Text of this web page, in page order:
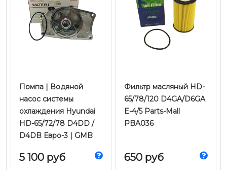
Помпа | Водяной
насос системы
охлаждения Hyundai
HD-65/72/78 D4DD /
D4DB Евро-3 | GMB
5 100 руб
Фильтр масляный HD-
65/78/120 D4GA/D6GA
E-4/5 Parts-Mall
PBA036
650 руб